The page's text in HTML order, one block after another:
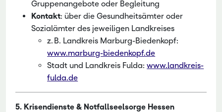
Gruppenangebote oder Begleitung
Kontakt: über die Gesundheitsämter oder
Sozialämter des jeweiligen Landkreises
z. B. Landkreis Marburg-Biedenkopf:
www.marburg-biedenkopf.de
Stadt und Landkreis Fulda:www.landkreis-
fulda.de
5. Krisendienste & Notfallseelsorge Hessen